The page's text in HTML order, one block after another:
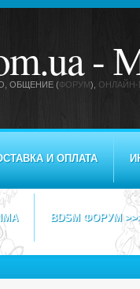
-
, ОБЩЕНИЕ (ФОРУМ), ОНЛАЙН-
И ОПЛАТА
BDSM ФОРУМ